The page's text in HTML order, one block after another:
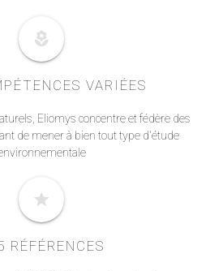
local_florist
VARIÉES
Eliomys concentre et fédère des
de mener à bien tout type d'étude
star
RÉFÉRENCES